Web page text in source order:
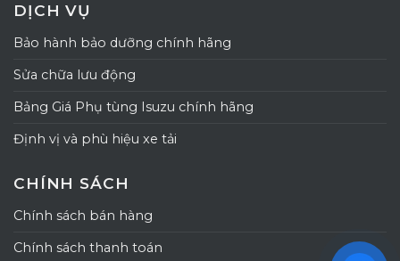
DỊCH VỤ
Bảo hành bảo dưỡng chính hãng
Sửa chữa lưu động
Bảng Giá Phụ tùng Isuzu chính hãng
Định vị và phù hiệu xe tải
CHÍNH SÁCH
Chính sách bán hàng
Chính sách thanh toán